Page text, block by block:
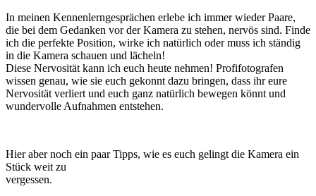
In meinen Kennenlerngesprächen erlebe ich immer wieder Paare,
die bei dem Gedanken vor der Kamera zu stehen, nervös sind. Finde
ich die perfekte Position, wirke ich natürlich oder muss ich ständig
in die Kamera schauen und lächeln!
Diese Nervosität kann ich euch heute nehmen! Profifotografen
wissen genau, wie sie euch gekonnt dazu bringen, dass ihr eure
Nervosität verliert und euch ganz natürlich bewegen könnt und
wundervolle Aufnahmen entstehen.
Hier aber noch ein paar Tipps, wie es euch gelingt die Kamera ein
Stück weit zu
vergessen.